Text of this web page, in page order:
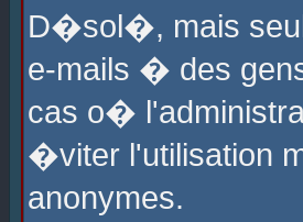
D�sol�, mais
e-mails � des
cas o�
�viter l'utilisation
anonymes.